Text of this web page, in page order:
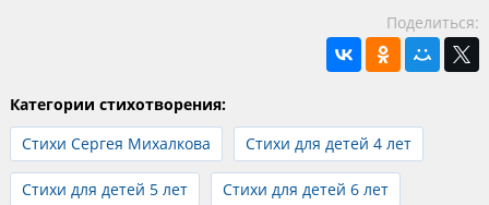
Поделиться:
Категории стихотворения:
Стихи Сергея Михалкова
Стихи для детей 4 лет
Стихи для детей 5 лет Стихи для детей 6 лет